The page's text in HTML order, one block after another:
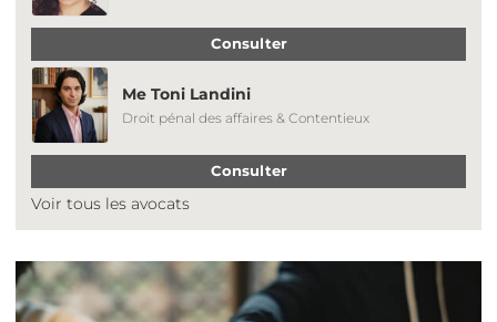
Consulter
Me Toni Landini
Droit pénal des affaires & Contentieux
Consulter
Voir tous les avocats